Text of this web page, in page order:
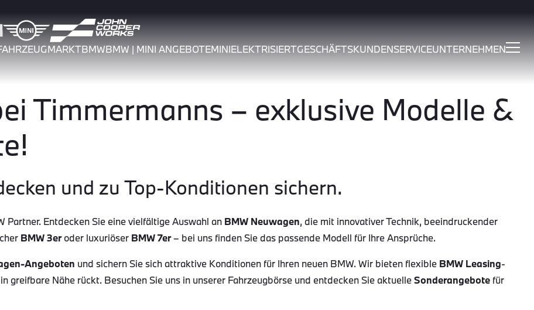
BMWBMW | MINI ANGEBOTEMINIELEKTRISIERTGESCHÄFTSKUNDENSERVICEUNTERNEHMEN
Timmermanns – exklusive Modelle &
und zu Top-Konditionen sichern.
Entdecken Sie eine vielfältige Auswahl an BMW Neuwagen, die mit innovativer Technik, beeindruckender
BMW 3eroder luxuriöser BMW 7er– bei uns finden Sie das passende Modell für Ihre Ansprüche.
Angeboten und sichern Sie sich attraktive Konditionen für Ihren neuen BMW. Wir bieten flexible BMW Leasing-
greifbare Nähe rückt. Besuchen Sie uns in unserer Fahrzeugbörse und entdecken Sie aktuelleSonderangebote für